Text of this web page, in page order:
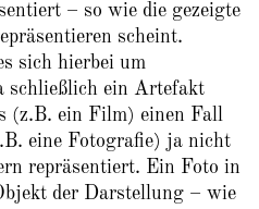
– so wie die gezeigte
scheint.
sich hierbei um
schließlich ein Artefakt
(z.B. ein Film) einen Fall
eine Fotografie) ja nicht
repräsentiert. Ein Foto in
der Darstellung – wie